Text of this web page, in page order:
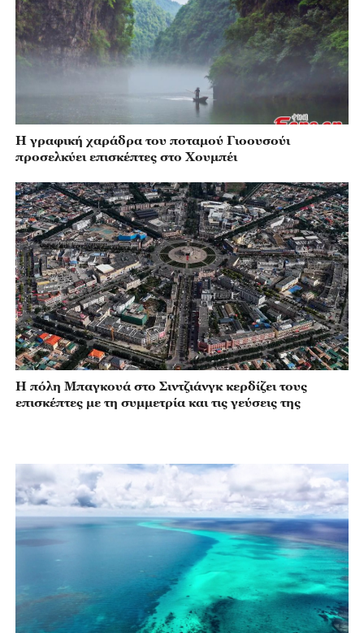
Η γραφική χαράδρα του ποταμού Γιοουσούι
προσελκύει επισκέπτες στο Χουμπέι
Η πόλη Μπαγκουά στο Σιντζιάνγκ κερδίζει τους
επισκέπτες με τη συμμετρία και τις γεύσεις της